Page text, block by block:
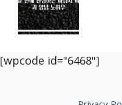
[wpcode id="6468"]